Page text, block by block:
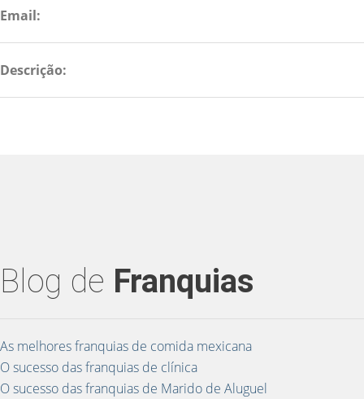
Email:
Descrição:
Blog de Franquias
As melhores franquias de comida mexicana
O sucesso das franquias de clínica
O sucesso das franquias de Marido de Aluguel